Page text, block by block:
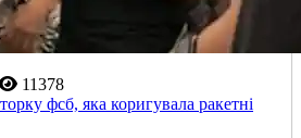
11378
фсб, яка коригувала ракетні